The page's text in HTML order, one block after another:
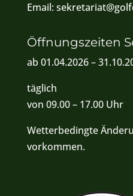
Email:
Öffnungszeiten
ab 01.04.2026 –
täglich
von 09.00 – 17.00 Uhr
Wetterbedingte
vorkommen.